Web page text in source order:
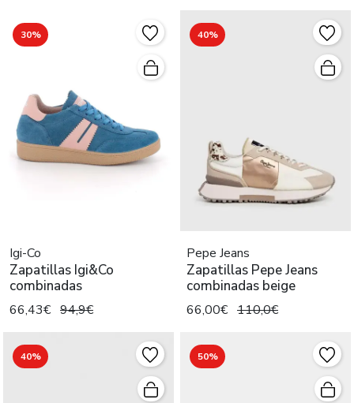
30%
Igi-Co
Zapatillas Igi&Co
combinadas
66,43€ 94,9€
40%
Pepe Jeans
Zapatillas Pepe Jeans
combinadas beige
66,00€ 110,0€
40% 50%